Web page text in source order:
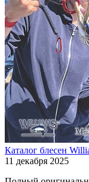
Каталог блесен
11 декабря 2025